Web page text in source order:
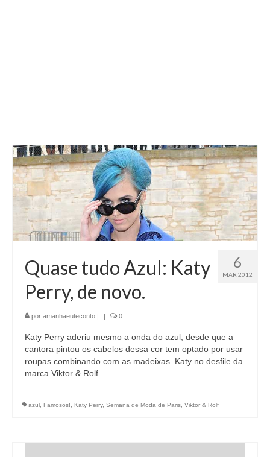
6
MAR 2012
Quase tudo Azul: Katy
Perry, de novo.
por amanhaeuteconto 0
Katy Perry aderiu mesmo a onda do azul, desde que a
cantora pintou os cabelos dessa cor tem optado por usar
roupas combinando com as madeixas. Katy no desfile da
marca Viktor & Rolf.
azul , Famosos!, Katy Perry, Semana de Moda de Paris, Viktor & Rolf